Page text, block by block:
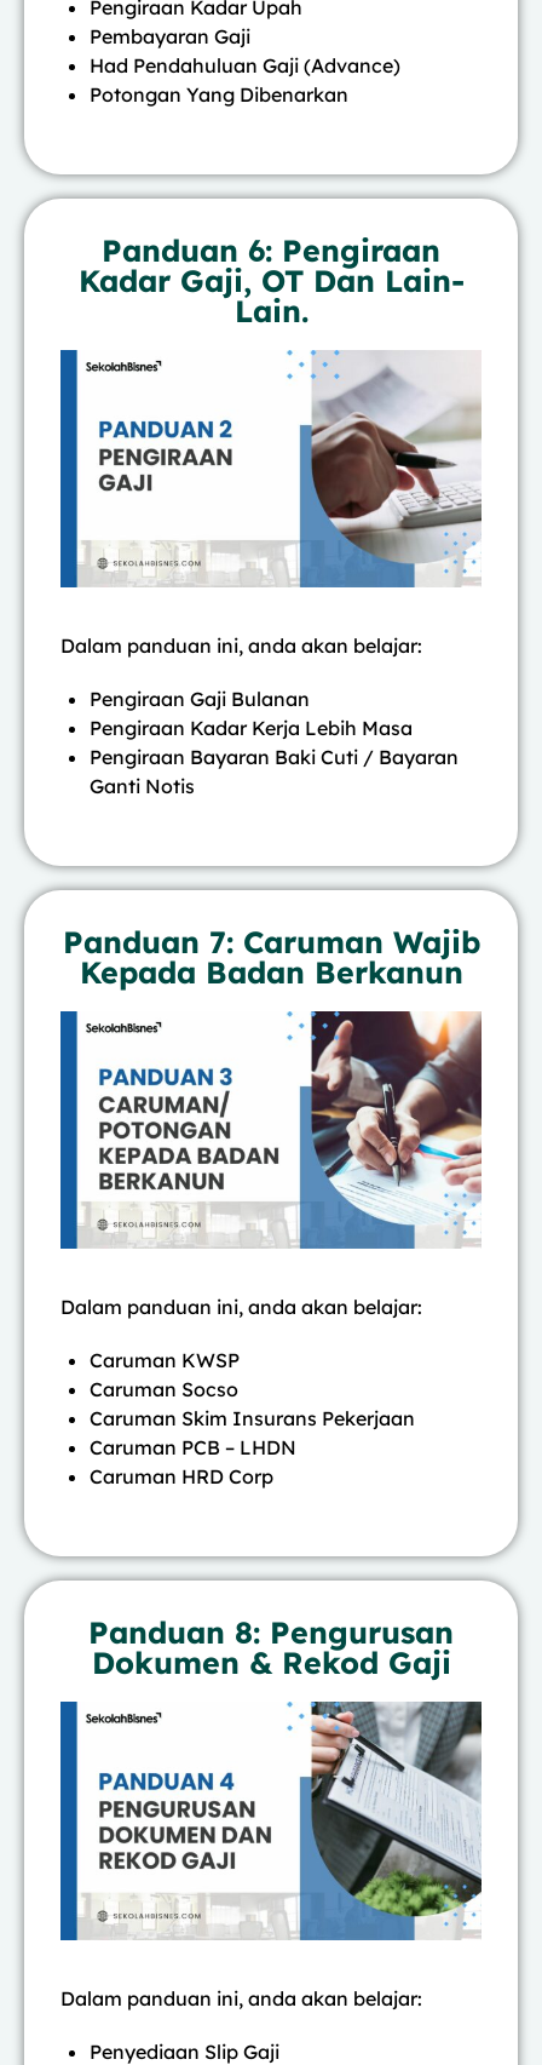
Pengiraan Kadar Upah
Pembayaran Gaji
Had Pendahuluan Gaji (Advance)
Potongan Yang Dibenarkan
Panduan 6: Pengiraan
Kadar Gaji, OT Dan Lain-
Lain.
Dalam panduan ini, anda akan belajar:
Pengiraan Gaji Bulanan
Pengiraan Kadar Kerja Lebih Masa
Pengiraan Bayaran Baki Cuti / Bayaran
Ganti Notis
Panduan 7: Caruman Wajib
Kepada Badan Berkanun
Dalam panduan ini, anda akan belajar:
Caruman KWSP
Caruman Socso
Caruman Skim Insurans Pekerjaan
Caruman PCB – LHDN
Caruman HRD Corp
Panduan 8: Pengurusan
Dokumen & Rekod Gaji
Dalam panduan ini, anda akan belajar:
Penyediaan Slip Gaji